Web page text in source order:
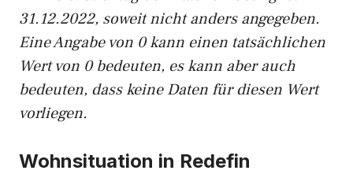
31.12.2022, soweit nicht anders angegeben.
Eine Angabe von 0 kann einen tatsächlichen
Wert von 0 bedeuten, es kann aber auch
bedeuten, dass keine Daten für diesen Wert
vorliegen.
Wohnsituation in Redefin